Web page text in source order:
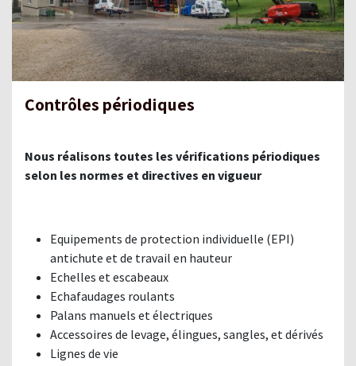
Contrôles périodiques
Nous réalisons toutes les vérifications périodiques
selon les normes et directives en vigueur
Equipements de protection individuelle (EPI)
antichute et de travail en hauteur
Echelles et escabeaux
Echafaudages roulants
Palans manuels et électriques
Accessoires de levage, élingues, sangles, et dérivés
Lignes de vie